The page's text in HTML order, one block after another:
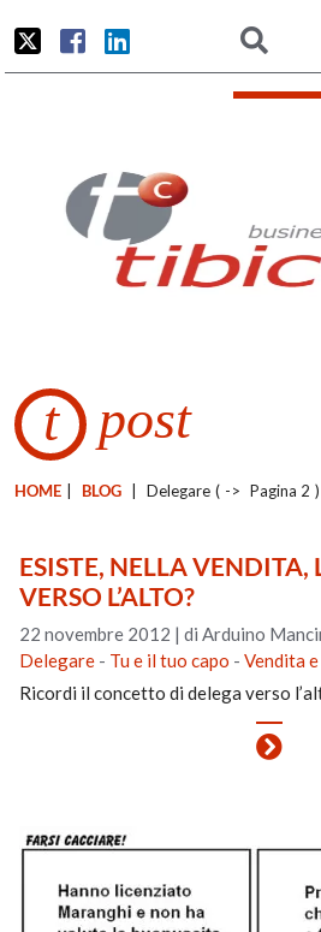
t post
HOME BLOG Delegare ( -> Pagina 2 )
ESISTE, NELLA VENDITA,
VERSO L’ALTO?
22 novembre 2012 |di Arduino
Delegare - Tu e il tuo capo -Vendita
Ricordi il concetto di delega verso